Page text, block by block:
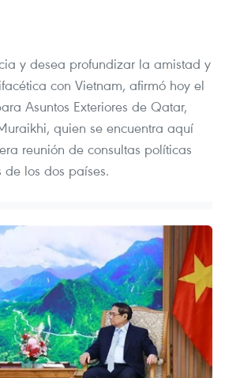
y desea profundizar la amistad y
con Vietnam, afirmó hoy el
Asuntos Exteriores de Qatar,
quien se encuentra aquí
reunión de consultas políticas
los dos países.